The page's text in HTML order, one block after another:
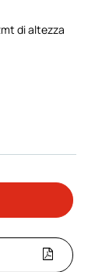
di altezza